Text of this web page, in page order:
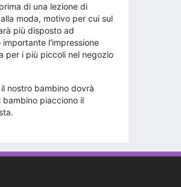
di una lezione di
moda, motivo per cui sul
più disposto ad
l'impressione
per i più piccoli nel negozio
nostro bambino dovrà
piacciono il